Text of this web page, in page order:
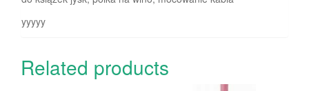
yyyyy
Related products